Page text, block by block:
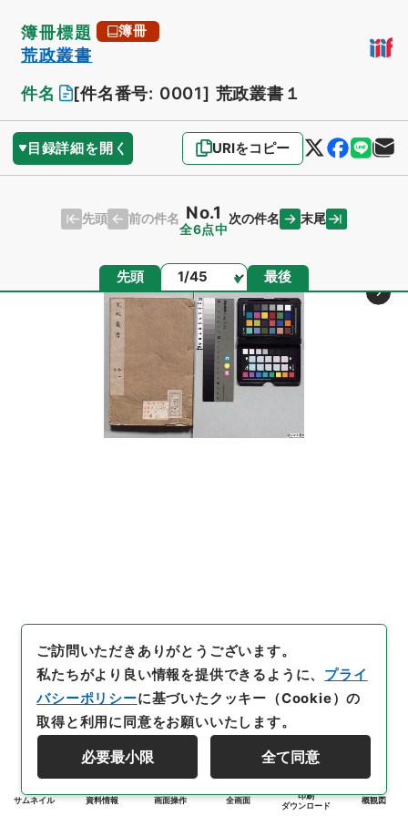
簿冊標題 簿冊
荒政叢書
件名
[件名番号: 0001] 荒政叢書１
目録詳細を開く URIをコピー
先頭 前の件名 No.1
全6点中
次の件名 末尾
先頭 ページ 最後
サムネイル 資料情報 画面操作 全画面
印刷
ダウンロード
概観図
ご訪問いただきありがとうございます。
私たちがより良い情報を提供できるように、 プライ
バシーポリシーに基づいたクッキー（Cookie）の
取得と利用に同意をお願いいたします。
必要最小限 全て同意